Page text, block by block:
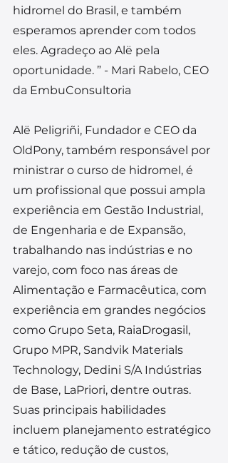
hidromel do Brasil, e também
esperamos aprender com todos
eles. Agradeço ao Alë pela
oportunidade. ” - Mari Rabelo, CEO
da EmbuConsultoria
Alë Peligriñi, Fundador e CEO da
OldPony, também responsável por
ministrar o curso de hidromel, é
um profissional que possui ampla
experiência em Gestão Industrial,
de Engenharia e de Expansão,
trabalhando nas indústrias e no
varejo, com foco nas áreas de
Alimentação e Farmacêutica, com
experiência em grandes negócios
como Grupo Seta, RaiaDrogasil,
Grupo MPR, Sandvik Materials
Technology, Dedini S/A Indústrias
de Base, LaPriori, dentre outras.
Suas principais habilidades
incluem planejamento estratégico
e tático, redução de custos,